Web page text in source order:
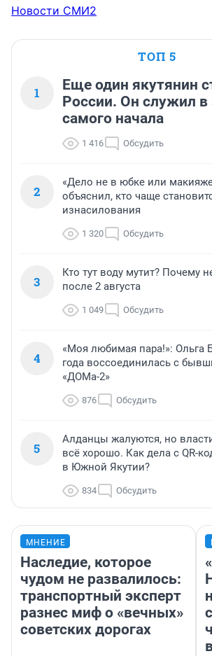
Новости СМИ2
ТОП 5
1
Еще один якутянин
России. Он служил в
самого начала
1 416 Обсудить
2
«Дело не в юбке или
объяснил, кто чаще
изнасилования
1 320 Обсудить
3
Кто тут воду мутит? Почему
после 2 августа
1 049 Обсудить
4
«Моя любимая пара!»: Ольга
года воссоединилась с
«ДОМа-2»
876 Обсудить
5
Алданцы жалуются, но
всё хорошо. Как дела с QR-
в Южной Якутии?
834 Обсудить
МНЕНИЕ
Наследие, которое
чудом не развалилось:
транспортный эксперт
разнес миф о «вечных»
советских дорогах